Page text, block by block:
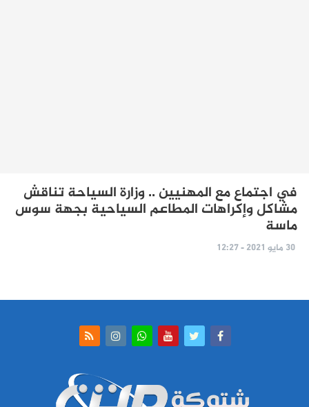
في اجتماع مع المهنيين .. وزارة السياحة تناقش
مشاكل وإكراهات المطاعم السياحية بجهة سوس
ماسة
30 مايو 2021 - 12:27